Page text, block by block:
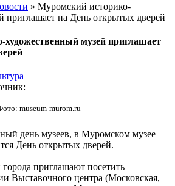
» Муромский историко-
приглашает на День открытых дверей
музей приглашает
museum-murom.ru
день музеев, в Муромском музее
День открытых дверей.
приглашают посетить
Выставочного центра (Московская,